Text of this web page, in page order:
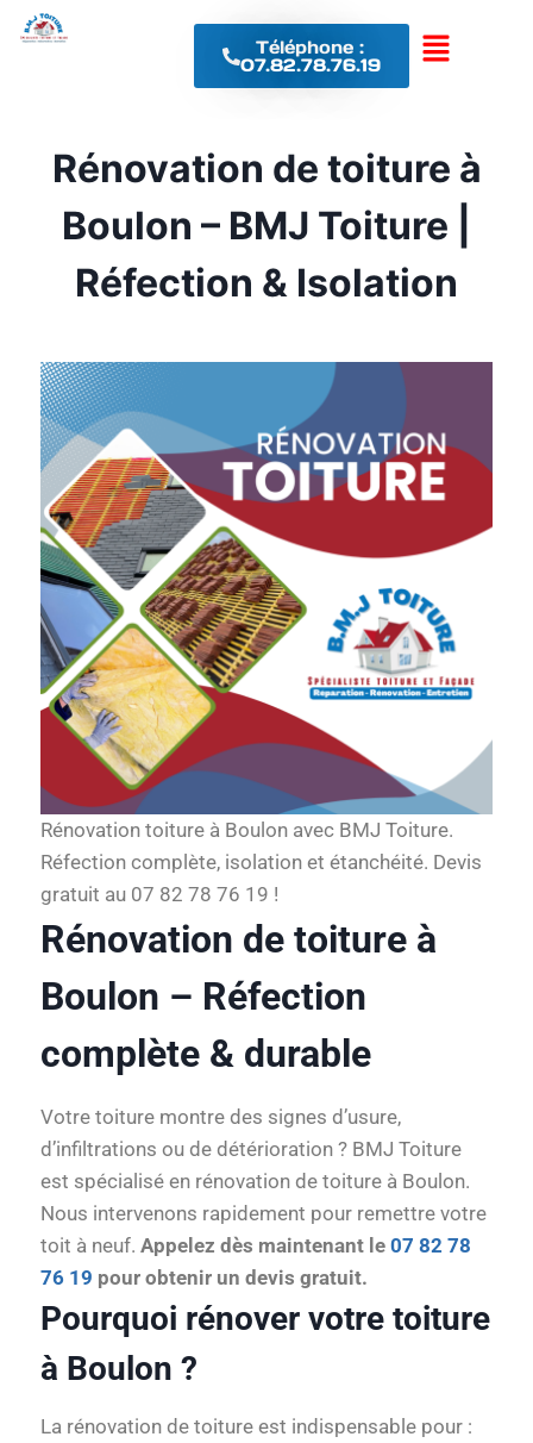
Téléphone :
07.82.78.76.19
Rénovation de toiture à
Boulon – BMJ Toiture |
Réfection & Isolation
Rénovation toiture à Boulon avec BMJ Toiture.
Réfection complète, isolation et étanchéité. Devis
gratuit au 07 82 78 76 19 !
Rénovation de toiture à
Boulon – Réfection
complète & durable
Votre toiture montre des signes d’usure,
d’infiltrations ou de détérioration ? BMJ Toiture
est spécialisé en rénovation de toiture à Boulon.
Nous intervenons rapidement pour remettre votre
toit à neuf. Appelez dès maintenant le 07 82 78
76 19 pour obtenir un devis gratuit.
Pourquoi rénover votre toiture
à Boulon ?
La rénovation de toiture est indispensable pour :